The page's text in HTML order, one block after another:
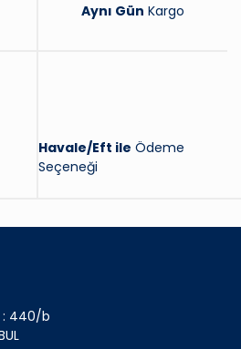
Aynı Gün Kargo
Havale/Eft ile Ödeme
Seçeneği
: 440/b